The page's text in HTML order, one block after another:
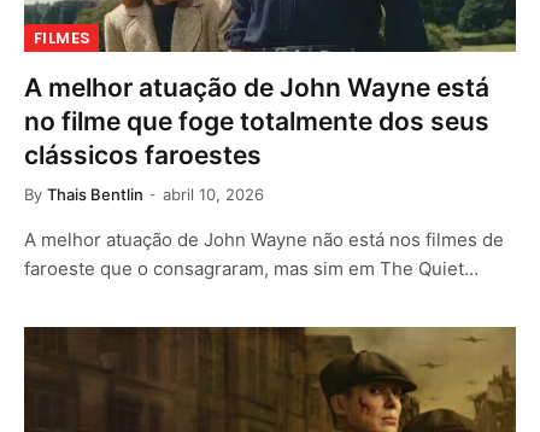
FILMES
A melhor atuação de John Wayne está
no filme que foge totalmente dos seus
clássicos faroestes
By Thais Bentlin abril 10, 2026
A melhor atuação de John Wayne não está nos filmes de
faroeste que o consagraram, mas sim em The Quiet…